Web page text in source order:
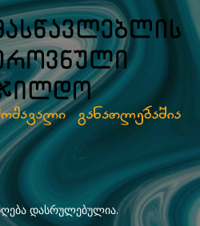
დასრულებულია.